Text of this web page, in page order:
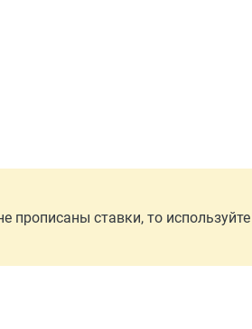
прописаны ставки, то используйте